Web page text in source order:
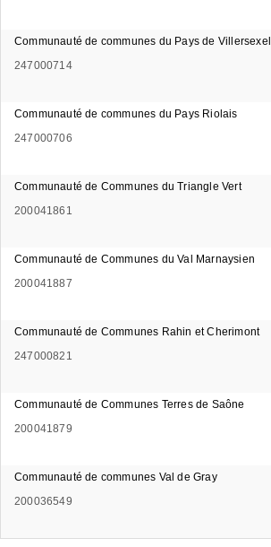
Communauté de communes du Pays de Villersexel
247000714
Communauté de communes du Pays Riolais
247000706
Communauté de Communes du Triangle Vert
200041861
Communauté de Communes du Val Marnaysien
200041887
Communauté de Communes Rahin et Cherimont
247000821
Communauté de Communes Terres de Saône
200041879
Communauté de communes Val de Gray
200036549